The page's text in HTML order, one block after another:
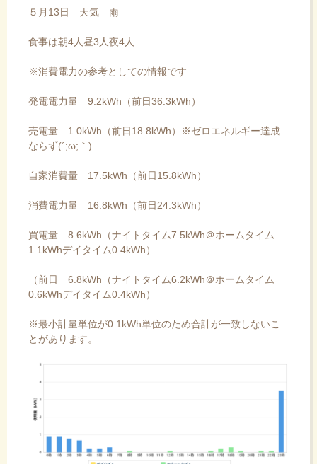
５月13日 天気 雨
食事は朝4人昼3人夜4人
※消費電力の参考としての情報です
発電電力量 9.2kWh（前日36.3kWh）
売電量 1.0kWh（前日18.8kWh）※ゼロエネルギー達成
ならず(´;ω;｀)
自家消費量 17.5kWh（前日15.8kWh）
消費電力量 16.8kWh（前日24.3kWh）
買電量 8.6kWh（ナイトタイム7.5kWh＠ホームタイム
1.1kWhデイタイム0.4kWh）
（前日 6.8kWh（ナイトタイム6.2kWh＠ホームタイム
0.6kWhデイタイム0.4kWh）
※最小計量単位が0.1kWh単位のため合計が一致しないこ
とがあります。